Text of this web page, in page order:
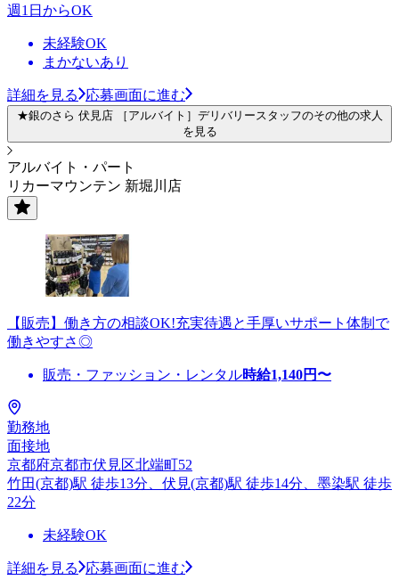
週1日からOK
未経験OK
まかないあり
詳細を見る 応募画面に進む
★銀のさら 伏見店 ［アルバイト］デリバリースタッフのその他の求人
を見る
アルバイト・パート
リカーマウンテン 新堀川店
【販売】働き方の相談OK!充実待遇と手厚いサポート体制で
働きやすさ◎
販売・ファッション・レンタル時給1,140円〜
勤務地
面接地
京都府京都市伏見区北端町52
竹田(京都)駅 徒歩13分、伏見(京都)駅 徒歩14分、墨染駅 徒歩
22分
未経験OK
詳細を見る
応募画面に進む